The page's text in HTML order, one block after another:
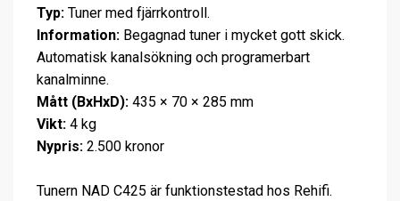
Typ: Tuner med fjärrkontroll.
Information: Begagnad tuner i mycket gott skick.
Automatisk kanalsökning och programerbart
kanalminne.
Mått (BxHxD): 435 × 70 × 285 mm
Vikt: 4 kg
Nypris: 2.500 kronor
Tunern NAD C425 är funktionstestad hos Rehifi.